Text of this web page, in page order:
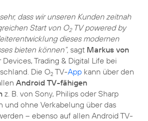
dass wir unseren Kunden zeitnah
Start von O2TV powered by
dieses modernen
bieten können“, sagt Markus von
Devices, Trading & Digital Life bei
Die O2 TV-App kann über den
Android TV-fähigen
z. B. von Sony, Philips oder Sharp
und ohne Verkabelung über das
– ebenso auf allen Android TV-